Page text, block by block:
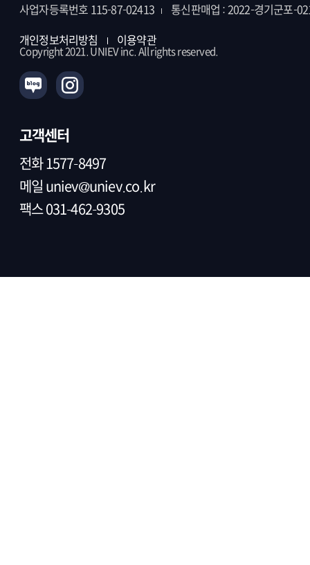
사업자등록번호 115-87-02413
통신판매업 : 2022-경기군포-
개인정보처리방침 이용약관
Copyright 2021. UNIEV inc. All rights reserved.
고객센터
전화 1577-8497
메일 uniev@uniev.co.kr
팩스 031-462-9305